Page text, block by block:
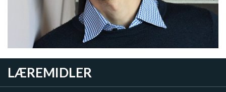
LÆREMIDLER